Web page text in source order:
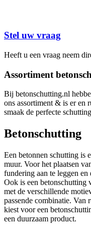
Stel uw vraag
Heeft u een vraag neem
Assortiment
Bij betonschutting.nl
ons assortiment & is er en
smaak de perfecte
Betonschutting
Een betonnen schutting is
muur. Voor het plaatsen
fundering aan te leggen en
Ook is een betonschutting
met de verschillende
passende combinatie. Van
kiest voor een
een duurzaam product.